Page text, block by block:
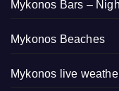
Mykonos Bars –
Mykonos Beaches
Mykonos live